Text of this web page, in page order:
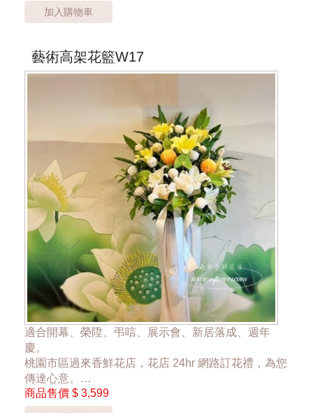
*桃園市桃園區以外酌收運費350元*
***商品的花器與花材依當季花材實際狀況調整***
加入購物車
藝術高架花籃W17
適合開幕、榮陞、弔唁、展示會、新居落成、週年
慶。
桃園市區過來香鮮花店，花店 24hr 網路訂花禮，為您
傳達心意。
單一座 3599元
商品售價 $ 3,599